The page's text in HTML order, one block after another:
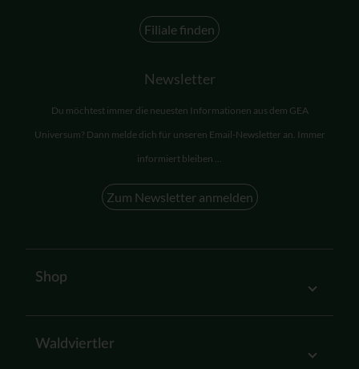
Filiale finden
Newsletter
Du möchtest immer die neuesten Informationen aus dem GEA
Universum? Dann melde dich für unseren Email-Newsletter an. Immer
informiert bleiben ...
Zum Newsletter anmelden
Shop
Waldviertler